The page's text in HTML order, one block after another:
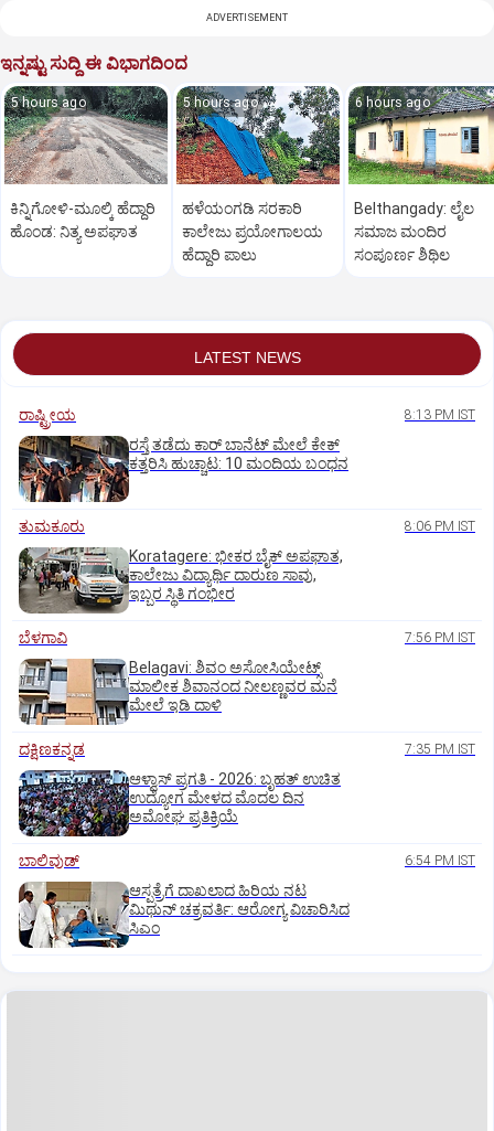
ADVERTISEMENT
ಇನ್ನಷ್ಟು ಸುದ್ದಿ ಈ ವಿಭಾಗದಿಂದ
5 hours ago
ಕಿನ್ನಿಗೋಳಿ-ಮೂಲ್ಕಿ ಹೆದ್ದಾರಿ
ಹೊಂಡ: ನಿತ್ಯ ಅಪಘಾತ
5 hours ago
ಹಳೆಯಂಗಡಿ ಸರಕಾರಿ
ಕಾಲೇಜು ಪ್ರಯೋಗಾಲಯ
ಹೆದ್ದಾರಿ ಪಾಲು
6 hours ago
Belthangady: ಲೈಲ
ಸಮಾಜ ಮಂದಿರ
ಸಂಪೂರ್ಣ ಶಿಥಿಲ
LATEST NEWS
ರಾಷ್ಟ್ರೀಯ 8:13 PM IST
ರಸ್ತೆ ತಡೆದು ಕಾರ್ ಬಾನೆಟ್ ಮೇಲೆ ಕೇಕ್
ಕತ್ತರಿಸಿ ಹುಚ್ಚಾಟ: 10 ಮಂದಿಯ ಬಂಧನ
ತುಮಕೂರು 8:06 PM IST
Koratagere: ಭೀಕರ ಬೈಕ್ ಅಪಘಾತ,
ಕಾಲೇಜು ವಿದ್ಯಾರ್ಥಿ ದಾರುಣ ಸಾವು,
ಇಬ್ಬರ ಸ್ಥಿತಿ ಗಂಭೀರ
ಬೆಳಗಾವಿ 7:56 PM IST
Belagavi: ಶಿವಂ ಅಸೋಸಿಯೇಟ್ಸ್
ಮಾಲೀಕ ಶಿವಾನಂದ ನೀಲಣ್ಣವರ ಮನೆ
ಮೇಲೆ ಇಡಿ‌ ದಾಳಿ
ದಕ್ಷಿಣಕನ್ನಡ 7:35 PM IST
ಆಳ್ವಾಸ್‌ ಪ್ರಗತಿ - 2026: ಬೃಹತ್ ಉಚಿತ
ಉದ್ಯೋಗ ಮೇಳದ ಮೊದಲ ದಿನ
ಅಮೋಘ ಪ್ರತಿಕ್ರಿಯೆ
ಬಾಲಿವುಡ್‌ 6:54 PM IST
ಆಸ್ಪತ್ರೆಗೆ ದಾಖಲಾದ ಹಿರಿಯ ನಟ
ಮಿಥುನ್ ಚಕ್ರವರ್ತಿ: ಆರೋಗ್ಯ ವಿಚಾರಿಸಿದ
ಸಿಎಂ